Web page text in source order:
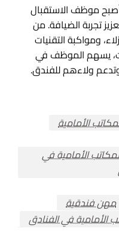
أصبح موظف الاستقبال
تجربة الضيافة. من
ومواكبة التقنيات
يسهم الموظف في
وتدعم ولاءهم للفندق.
الأمامية
الأمامية في
مهن فندقية
في الفنادق